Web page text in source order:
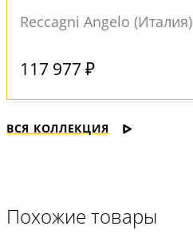
Reccagni Angelo (Италия)
117 977 ₽
ВСЯ КОЛЛЕКЦИЯ
Похожие товары